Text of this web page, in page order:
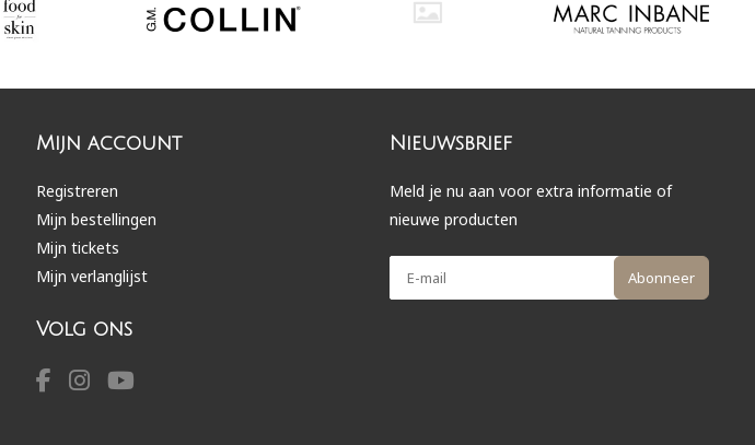
Mijn account
Registreren
Mijn bestellingen
Mijn tickets
Mijn verlanglijst
Volg ons
Nieuwsbrief
Meld je nu aan voor extra informatie of
nieuwe producten
Abonneer